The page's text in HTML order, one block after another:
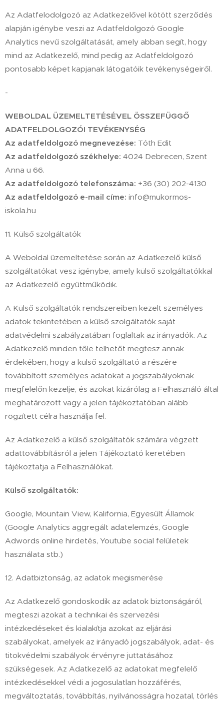
Az Adatfelodolgozó az Adatkezelővel kötött szerződés
alapján igénybe veszi az Adatfeldolgozó Google
Analytics nevű szolgáltatását, amely abban segít, hogy
mind az Adatkezelő, mind pedig az Adatfeldolgozó
pontosabb képet kapjanak látogatóik tevékenységeiről.
-
WEBOLDAL ÜZEMELTETÉSÉVEL ÖSSZEFÜGGŐ
ADATFELDOLGOZÓI TEVÉKENYSÉG
Az adatfeldolgozó megnevezése: Tóth Edit
Az adatfeldolgozó székhelye: 4024 Debrecen, Szent
Anna u 66.
Az adatfeldolgozó telefonszáma: +36 (30) 202-4130
Az adatfeldolgozó e-mail címe: info@mukormos-
iskola.hu
11. Külső szolgáltatók
A Weboldal üzemeltetése során az Adatkezelő külső
szolgáltatókat vesz igénybe, amely külső szolgáltatókkal
az Adatkezelő együttműködik.
A Külső szolgáltatók rendszereiben kezelt személyes
adatok tekintetében a külső szolgáltatók saját
adatvédelmi szabályzatában foglaltak az irányadók. Az
Adatkezelő minden tőle telhetőt megtesz annak
érdekében, hogy a külső szolgáltató a részére
továbbított személyes adatokat a jogszabályoknak
megfelelőn kezelje, és azokat kizárólag a Felhasználó által
meghatározott vagy a jelen tájékoztatóban alább
rögzített célra használja fel.
Az Adatkezelő a külső szolgáltatók számára végzett
adattovábbításról a jelen Tájékoztató keretében
tájékoztatja a Felhasználókat.
Külső szolgáltatók:
Google, Mountain View, Kalifornia, Egyesült Államok
(Google Analytics aggregált adatelemzés, Google
Adwords online hirdetés, Youtube social felületek
használata stb.)
12. Adatbiztonság, az adatok megismerése
Az Adatkezelő gondoskodik az adatok biztonságáról,
megteszi azokat a technikai és szervezési
intézkedéseket és kialakítja azokat az eljárási
szabályokat, amelyek az irányadó jogszabályok, adat- és
titokvédelmi szabályok érvényre juttatásához
szükségesek. Az Adatkezelő az adatokat megfelelő
intézkedésekkel védi a jogosulatlan hozzáférés,
megváltoztatás, továbbítás, nyilvánosságra hozatal, törlés